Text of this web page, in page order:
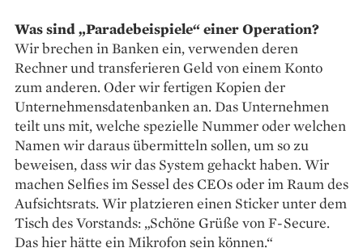
Was sind „Paradebeispiele“ einer Operation?
Wir brechen in Banken ein, verwenden deren
Rechner und transferieren Geld von einem Konto
zum anderen. Oder wir fertigen Kopien der
Unternehmensdatenbanken an. Das Unternehmen
teilt uns mit, welche spezielle Nummer oder welchen
Namen wir daraus übermitteln sollen, um so zu
beweisen, dass wir das System gehackt haben. Wir
machen Selfies im Sessel des CEOs oder im Raum des
Aufsichtsrats. Wir platzieren einen Sticker unter dem
Tisch des Vorstands: „Schöne Grüße von F-Secure.
Das hier hätte ein Mikrofon sein können.“